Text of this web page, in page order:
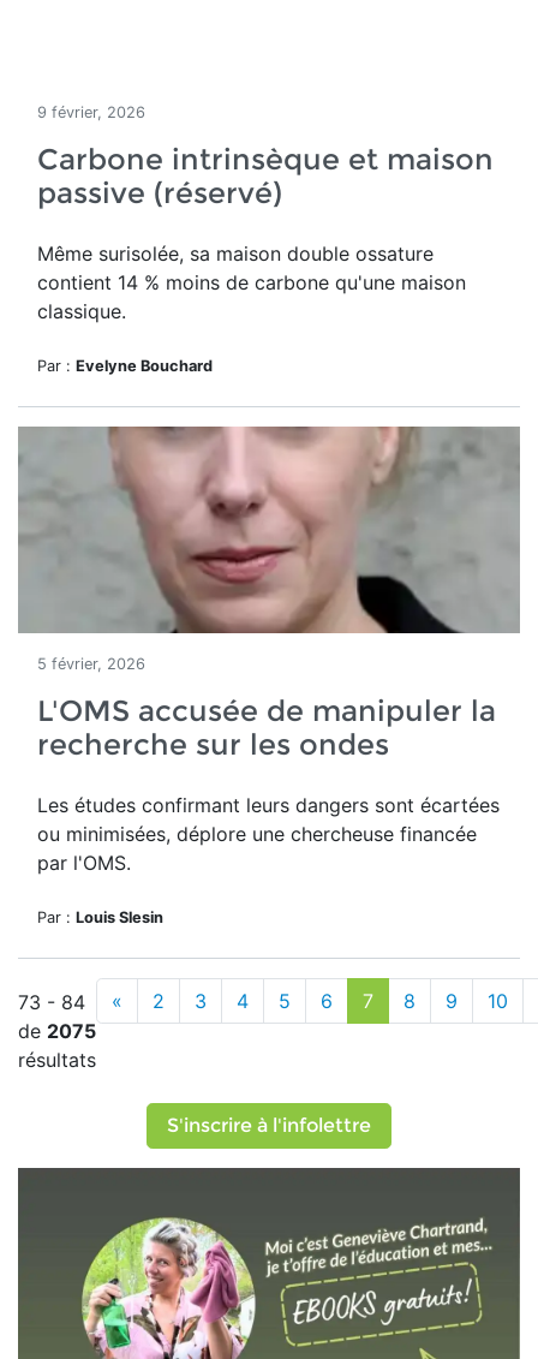
9 février, 2026
Carbone intrinsèque et maison
passive (réservé)
Même surisolée, sa maison double ossature
contient 14 % moins de carbone qu'une maison
classique.
Par : Evelyne Bouchard
5 février, 2026
L'OMS accusée de manipuler la
recherche sur les ondes
Les études confirmant leurs dangers sont écartées
ou minimisées, déplore une chercheuse financée
par l'OMS.
Par : Louis Slesin
73 - 84
de 2075
résultats
« 2 3 4 5 6 7 8 9 10
S'inscrire à l'infolettre